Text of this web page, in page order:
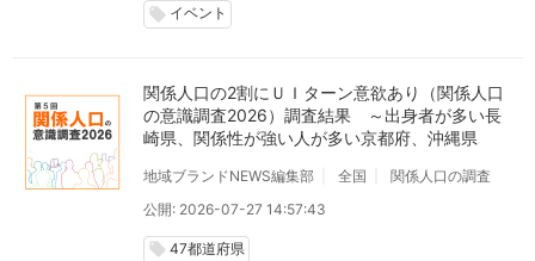
local_offer イベント
関係人口の2割にＵＩターン意欲あり（関係人口
の意識調査2026）調査結果 ～出身者が多い長
崎県、関係性が強い人が多い京都府、沖縄県
地域ブランドNEWS編集部 全国
関係人口の調査
公開: 2026-07-27 14:57:43
local_offer 47都道府県